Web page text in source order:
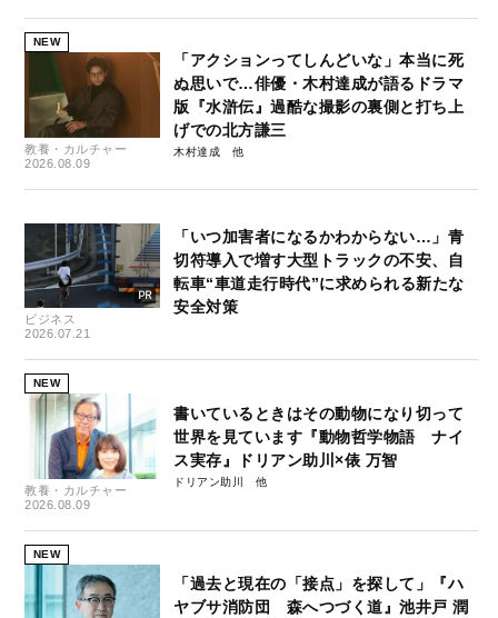
NEW
教養・カルチャー
2026.08.09
「アクションってしんどいな」本当に死
ぬ思いで…俳優・木村達成が語るドラマ
版『水滸伝』過酷な撮影の裏側と打ち上
げでの北方謙三
木村達成
ビジネス
2026.07.21
「いつ加害者になるかわからない…」青
切符導入で増す大型トラックの不安、自
転車“車道走行時代”に求められる新たな
安全対策
NEW
教養・カルチャー
2026.08.09
書いているときはその動物になり切って
世界を見ています『動物哲学物語 ナイ
ス実存』ドリアン助川×俵 万智
ドリアン助川
NEW
「過去と現在の「接点」を探して」『ハ
ヤブサ消防団 森へつづく道』池井戸 潤